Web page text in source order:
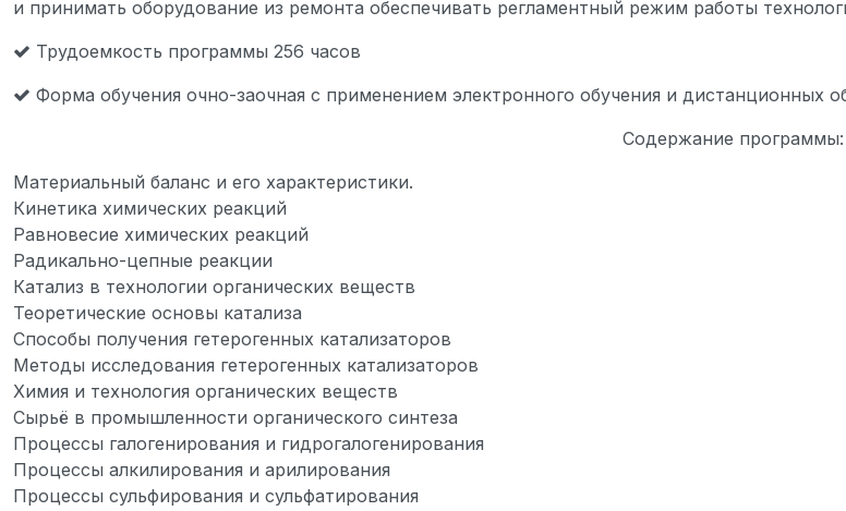
и принимать оборудование из ремонта обеспечивать регламентный режим работы
Трудоемкость программы 256 часов
Форма обучения очно-заочная с применением электронного обучения и дистанционных
Содержание программы:
Материальный баланс и его характеристики.
Кинетика химических реакций
Равновесие химических реакций
Радикально-цепные реакции
Катализ в технологии органических веществ
Теоретические основы катализа
Способы получения гетерогенных катализаторов
Методы исследования гетерогенных катализаторов
Химия и технология органических веществ
Сырьё в промышленности органического синтеза
Процессы галогенирования и гидрогалогенирования
Процессы алкилирования и арилирования
Процессы сульфирования и сульфатирования